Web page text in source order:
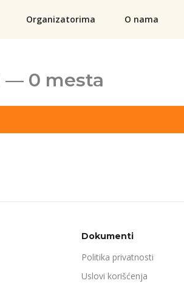
Organizatorima O nama
— 0 mesta
Dokumenti
Politika privatnosti
Uslovi korišćenja